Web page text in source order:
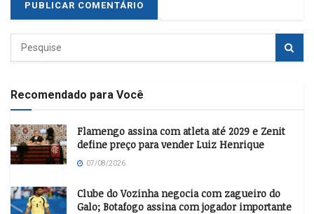
Recomendado para Você
Flamengo assina com atleta até 2029 e Zenit
define preço para vender Luiz Henrique
07/08/2026
Clube do Vozinha negocia com zagueiro do
Galo; Botafogo assina com jogador importante